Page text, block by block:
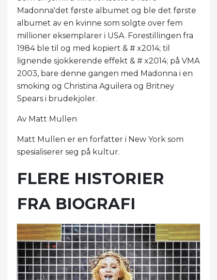
Madonna'det første albumet og ble det første
albumet av en kvinne som solgte over fem
millioner eksemplarer i USA. Forestillingen fra
1984 ble til og med kopiert & # x2014; til
lignende sjokkerende effekt & # x2014; på VMA
2003, bare denne gangen med Madonna i en
smoking og Christina Aguilera og Britney
Spears i brudekjoler.
Av Matt Mullen
Matt Mullen er en forfatter i New York som
spesialiserer seg på kultur.
FLERE HISTORIER
FRA BIOGRAFI